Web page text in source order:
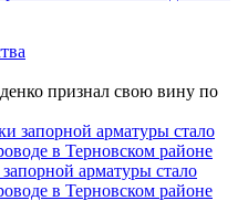
признал свою вину по
арматуры стало
в Терновском районе